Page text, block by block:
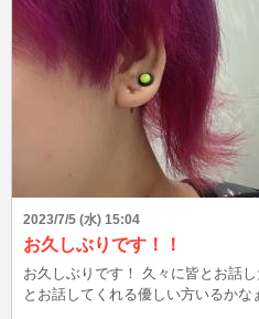
2023/7/5 (水) 15:04
お久しぶりです！！
お久しぶりです！ 久々に皆とお話
とお話してくれる優しい方いるかな